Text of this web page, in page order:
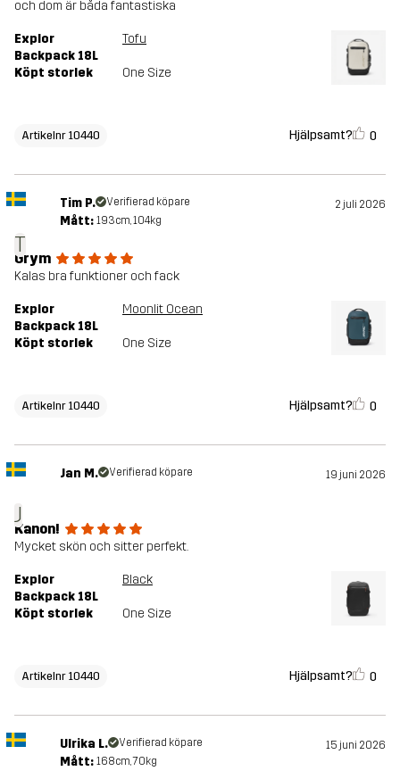
och dom är båda fantastiska
Explor
Backpack 18L
Tofu
Köpt storlek One Size
Artikelnr 10440 Hjälpsamt? 0
T
Tim P. Verifierad köpare 2 juli 2026
Mått: 193cm, 104kg
Grym
Kalas bra funktioner och fack
Explor
Backpack 18L
Moonlit Ocean
Köpt storlek One Size
Artikelnr 10440 Hjälpsamt? 0
J
Jan M. Verifierad köpare 19 juni 2026
Kanon!
Mycket skön och sitter perfekt.
Explor
Backpack 18L
Black
Köpt storlek One Size
Artikelnr 10440 Hjälpsamt? 0
Ulrika L. Verifierad köpare 15 juni 2026
Mått: 168cm, 70kg